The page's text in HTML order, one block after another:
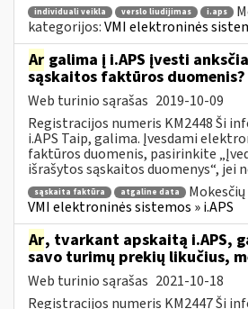
individuali veikla verslo liudijimas i.aps
kategorijos:VMI elektroninės
Ar galima į i.APS įvesti
sąskaitos faktūros duomenis?
Web turinio sąrašas 2019-10-09
Registracijos numeris KM2448 Ši
i.APS Taip, galima. Įvesdami
faktūros duomenis, pasirinkite
išrašytos sąskaitos duomenys“, jei
sąskaita faktūra atgaline data
VMI elektroninės sistemos » i.APS
Ar, tvarkant apskaitą i.APS,
savo turimų prekių likučius,
Web turinio sąrašas 2021-10-18
Registracijos numeris KM2447 Ši